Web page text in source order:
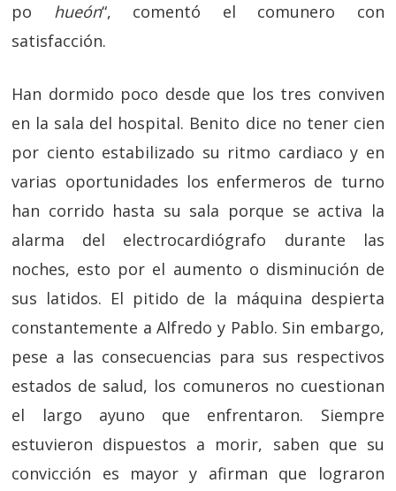
po hueón“, comentó el comunero con
satisfacción.
Han dormido poco desde que los tres conviven
en la sala del hospital. Benito dice no tener cien
por ciento estabilizado su ritmo cardiaco y en
varias oportunidades los enfermeros de turno
han corrido hasta su sala porque se activa la
alarma del electrocardiógrafo durante las
noches, esto por el aumento o disminución de
sus latidos. El pitido de la máquina despierta
constantemente a Alfredo y Pablo. Sin embargo,
pese a las consecuencias para sus respectivos
estados de salud, los comuneros no cuestionan
el largo ayuno que enfrentaron. Siempre
estuvieron dispuestos a morir, saben que su
convicción es mayor y afirman que lograron